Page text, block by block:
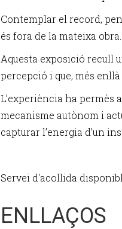
Contemplar el record,
és fora de la mateixa obra.
Aquesta exposició recull
percepció i que, més
L’experiència ha permès
mecanisme autònom i
capturar l’energia d’un
Servei d'acollida
ENLLAÇOS